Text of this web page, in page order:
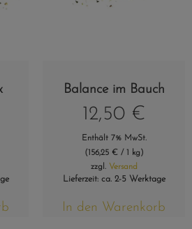
Balance im Bauch
12,50 €
Enthält 7% MwSt.
( 156,25 € / 1 kg)
zzgl. Versand
Lieferzeit: ca. 2-5 Werktage
In den Warenkorb